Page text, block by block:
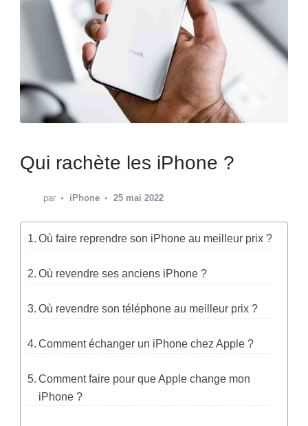
Qui rachète les iPhone ?
par iPhone 25 mai 2022
Où faire reprendre son iPhone au meilleur prix ?
Où revendre ses anciens iPhone ?
Où revendre son téléphone au meilleur prix ?
Comment échanger un iPhone chez Apple ?
Comment faire pour que Apple change mon
iPhone ?